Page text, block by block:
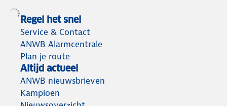
Regel het snel
Service & Contact
ANWB Alarmcentrale
Plan je route
Altijd actueel
ANWB nieuwsbrieven
Kampioen